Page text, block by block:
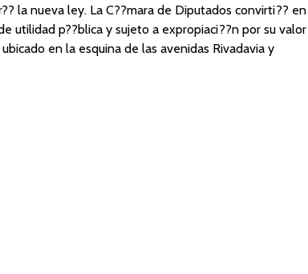
la nueva ley. La C??mara de Diputados convirti?? en
utilidad p??blica y sujeto a expropiaci??n por su valor
en la esquina de las avenidas Rivadavia y